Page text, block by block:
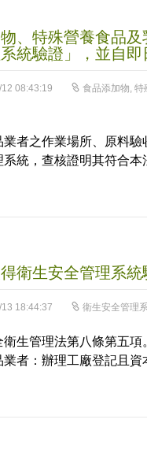
、特殊營養食品
統驗證」，並自即
08:43:19 食品添加物, 特
業者之作業場所、原料
統，查核證明其符合本
衛生安全管理系統
18:44:37 衛生安全管理
生管理法第八條第五項
者：辦理工廠登記且資